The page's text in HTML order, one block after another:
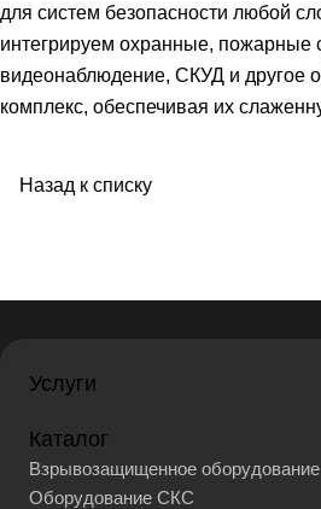
для систем безопасности любой
интегрируем охранные, пожарные
видеонаблюдение, СКУД и другое
комплекс, обеспечивая их
Назад к списку
Услуги
Каталог
Взрывозащищенное оборудование
Оборудование СКС